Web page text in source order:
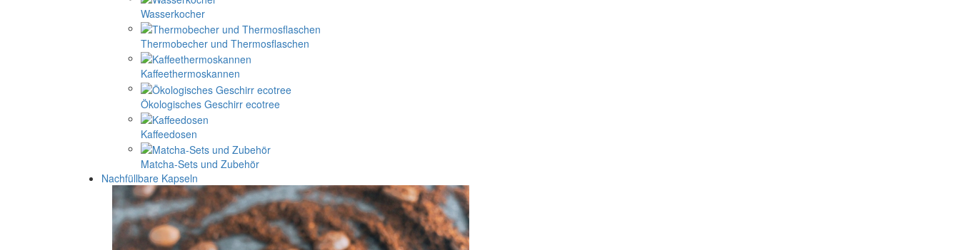
Wasserkocher
Thermobecher und Thermosflaschen
Kaffeethermoskannen
Ökologisches Geschirr ecotree
Kaffeedosen
Matcha-Sets und Zubehör
Nachfüllbare Kapseln